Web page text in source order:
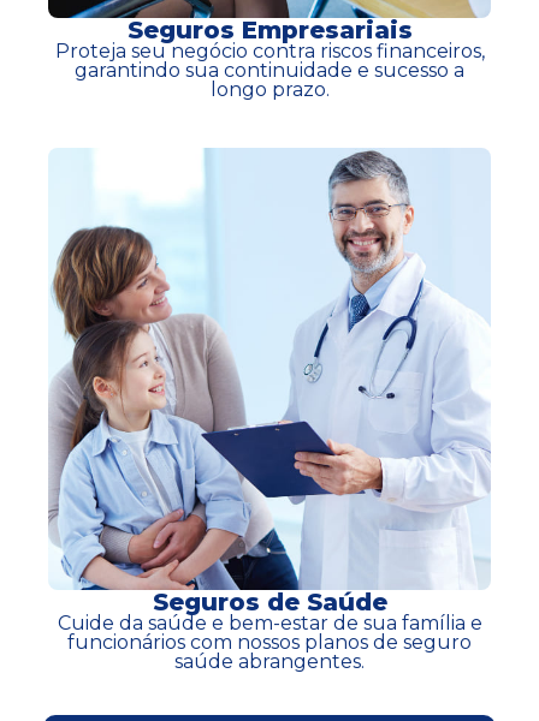
Seguros Empresariais
Proteja seu negócio contra riscos financeiros,
garantindo sua continuidade e sucesso a
longo prazo.
Seguros de Saúde
Cuide da saúde e bem-estar de sua família e
funcionários com nossos planos de seguro
saúde abrangentes.